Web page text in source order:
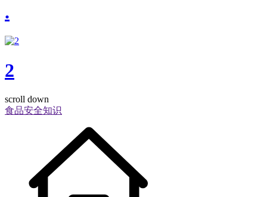
.
2
scroll down
食品安全知识